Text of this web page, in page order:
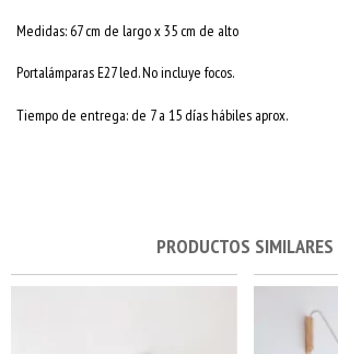
Medidas: 67 cm de largo x 35 cm de alto
Portalámparas E27 led. No incluye focos.
Tiempo de entrega: de 7 a 15 días hábiles aprox.
PRODUCTOS SIMILARES